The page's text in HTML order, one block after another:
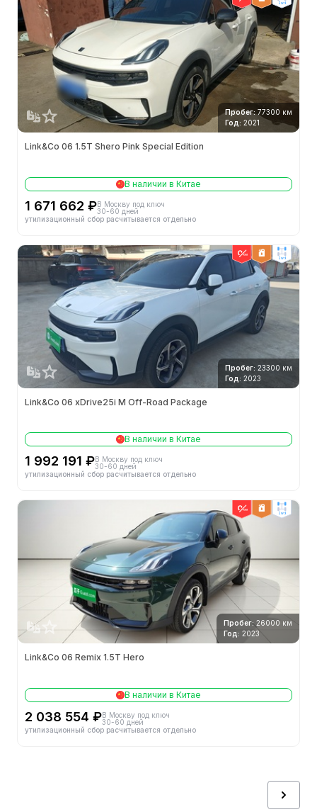
2wd
Пробег: 77300 км
Год: 2021
Link&Co 06 1.5T Shero Pink Special Edition
В наличии в Китае
1 671 662 ₽В Москву под ключ
30-60 дней
утилизационный сбор расчитывается отдельно
2wd
Пробег: 23300 км
Год: 2023
Link&Co 06 xDrive25i M Off-Road Package
В наличии в Китае
1 992 191 ₽В Москву под ключ
30-60 дней
утилизационный сбор расчитывается отдельно
2wd
Пробег: 26000 км
Год: 2023
Link&Co 06 Remix 1.5T Hero
В наличии в Китае
2 038 554 ₽В Москву под ключ
30-60 дней
утилизационный сбор расчитывается отдельно